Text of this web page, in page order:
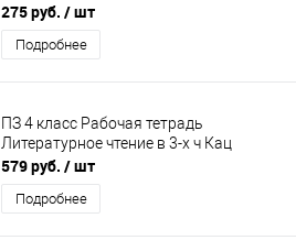
275 руб. / шт
Подробнее
ПЗ 4 класс Рабочая тетрадь
Литературное чтение в 3-х ч Кац
579 руб. / шт
Подробнее